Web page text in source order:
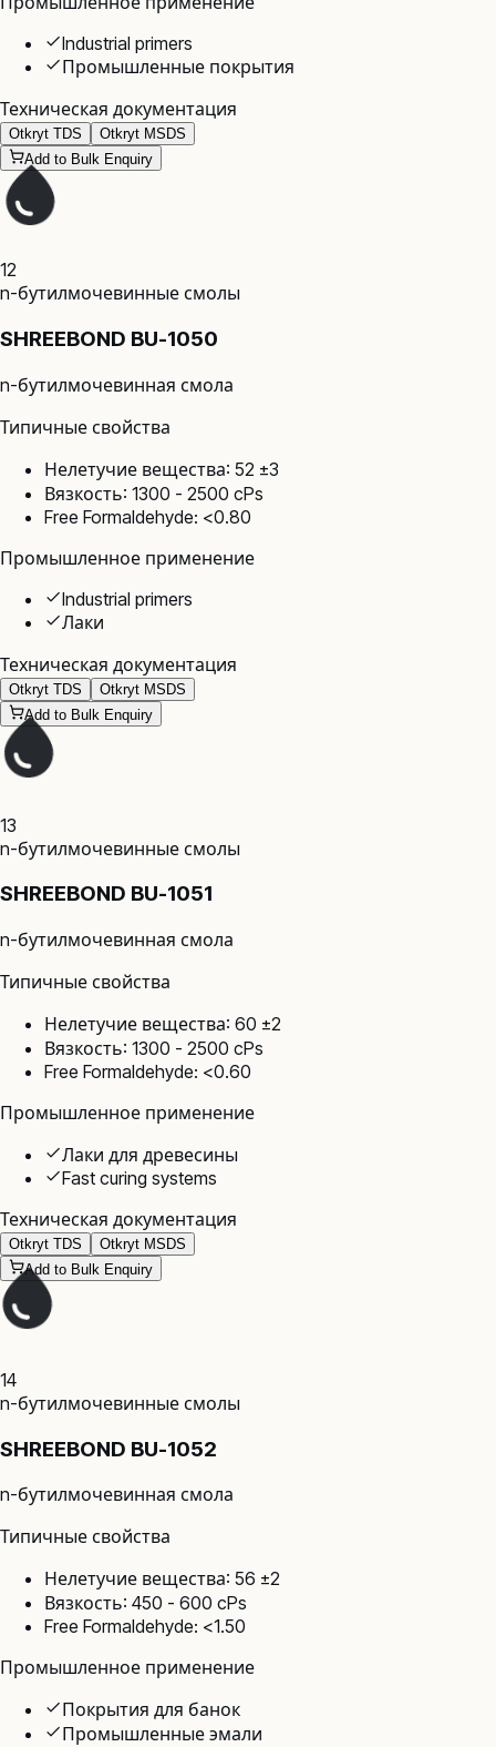
Industrial primers
Промышленные покрытия
Техническая документация
Otkryt TDS
Otkryt MSDS
Add to Bulk Enquiry
12
n-бутилмочевинные смолы
SHREEBOND BU-1050
n-бутилмочевинная смола
Типичные свойства
Нелетучие вещества: 52 ±3
Вязкость: 1300 - 2500 cPs
Free Formaldehyde: <0.80
Промышленное применение
Industrial primers
Лаки
Техническая документация
Otkryt TDS
Otkryt MSDS
Add to Bulk Enquiry
13
n-бутилмочевинные смолы
SHREEBOND BU-1051
n-бутилмочевинная смола
Типичные свойства
Нелетучие вещества: 60 ±2
Вязкость: 1300 - 2500 cPs
Free Formaldehyde: <0.60
Промышленное применение
Лаки для древесины
Fast curing systems
Техническая документация
Otkryt TDS
Otkryt MSDS
Add to Bulk Enquiry
14
n-бутилмочевинные смолы
SHREEBOND BU-1052
n-бутилмочевинная смола
Типичные свойства
Нелетучие вещества: 56 ±2
Вязкость: 450 - 600 cPs
Free Formaldehyde: <1.50
Промышленное применение
Покрытия для банок
Промышленные эмали